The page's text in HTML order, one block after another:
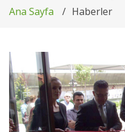
Ana Sayfa Haberler